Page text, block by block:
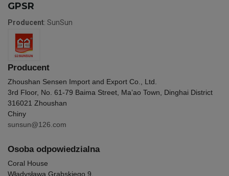
GPSR
Producent: SunSun
Producent
Zhoushan Sensen Import and Export Co., Ltd.
3rd Floor, No. 61-79 Baima Street, Ma’ao Town, Dinghai District
316021 Zhoushan
Chiny
sunsun@126.com
Osoba odpowiedzialna
Coral House
Władysława Grabskiego 9,